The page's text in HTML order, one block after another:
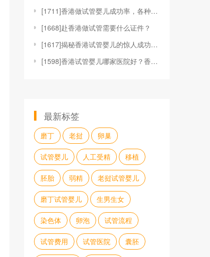
[1711]香港做试管婴儿成功率，各种关键因素的深度
[1668]赴香港做试管需要什么证件？
[1617]揭秘香港试管婴儿的惊人成功率, 高出国内
[1598]香港试管婴儿哪家医院好？香港做试管婴儿多
最新标签
磨丁 老挝 卵巢
试管婴儿 人工受精 移植
胚胎 弱精 老挝试管婴儿
磨丁试管婴儿 生男生女
染色体 卵泡 试管流程
试管费用 试管医院 囊胚